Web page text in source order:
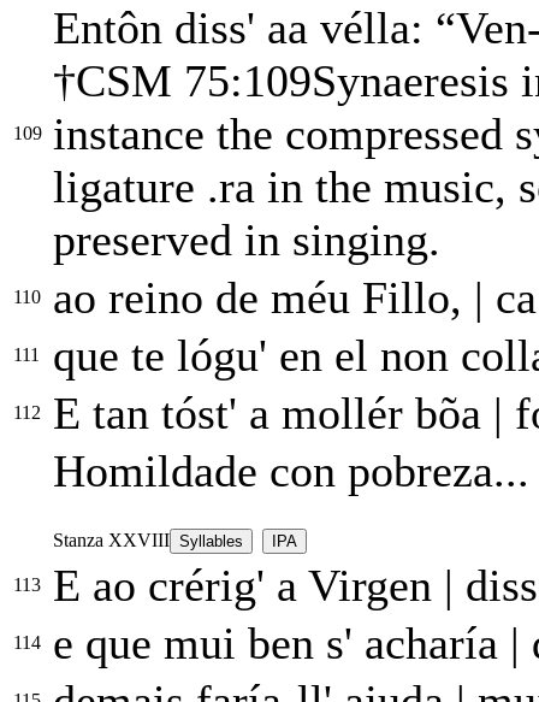
109
Entôn diss' aa vélla:
†CSM 75:109Synaeresis
instance the compressed
ligature .ra in the music,
preserved in singing.
110 ao reino de méu Fillo, |
111 que te lógu' en el non
112 E tan tóst' a mollér bõa |
Homildade con pobreza...
Stanza XXVIII Syllables IPA
113 E ao crérig' a Virgen |
114 e que mui ben s' acharía |